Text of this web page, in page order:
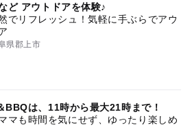
ど アウトドアを体験♪
でリフレッシュ！気軽に手ぶらでアウ
県郡上市
BBQは、11時から最大21時まで！
マも時間を気にせず、ゆったり楽しめ